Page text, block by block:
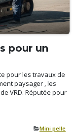
pour un
pour les travaux de
paysager , les
VRD. Réputée pour
​Mini pelle